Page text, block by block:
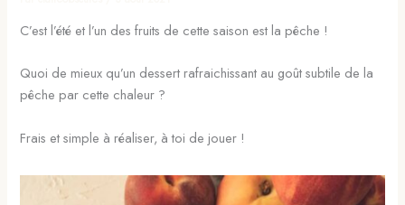
C’est l’été et l’un des fruits de cette saison est la pêche !
Quoi de mieux qu’un dessert rafraichissant au goût subtile de la
pêche par cette chaleur ?
Frais et simple à réaliser, à toi de jouer !